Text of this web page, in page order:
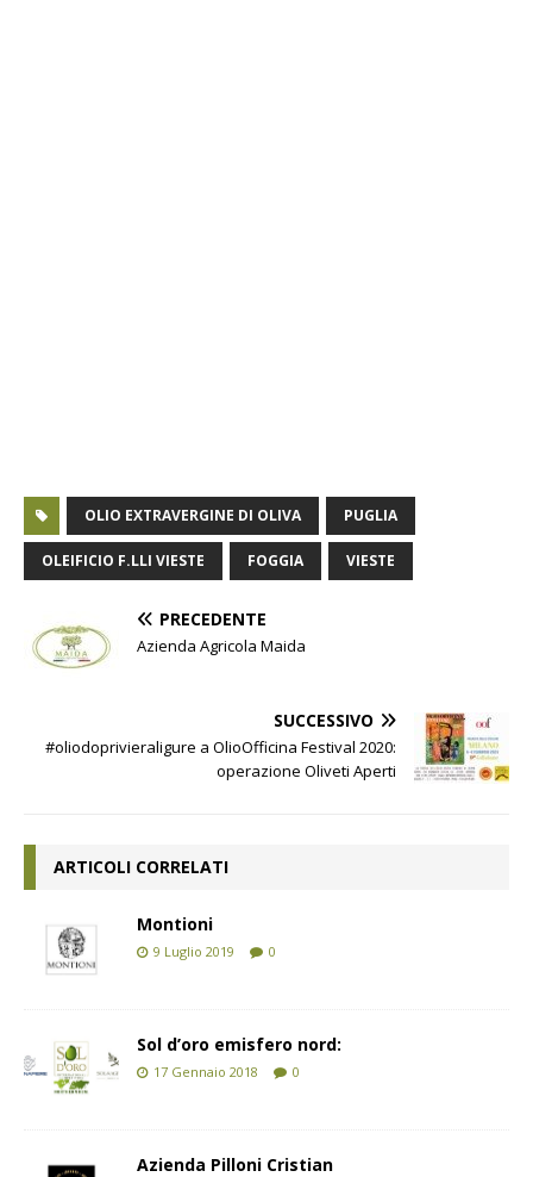
OLIO EXTRAVERGINE DI OLIVA PUGLIA
OLEIFICIO F.LLI VIESTE FOGGIA VIESTE
PRECEDENTE
Azienda Agricola Maida
SUCCESSIVO
#oliodoprivieraligure a OlioOfficina Festival 2020:
operazione Oliveti Aperti
ARTICOLI CORRELATI
Montioni
9 Luglio 2019 0
Sol d’oro emisfero nord:
17 Gennaio 2018 0
Azienda Pilloni Cristian